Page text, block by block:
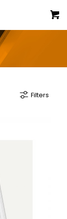
Filters